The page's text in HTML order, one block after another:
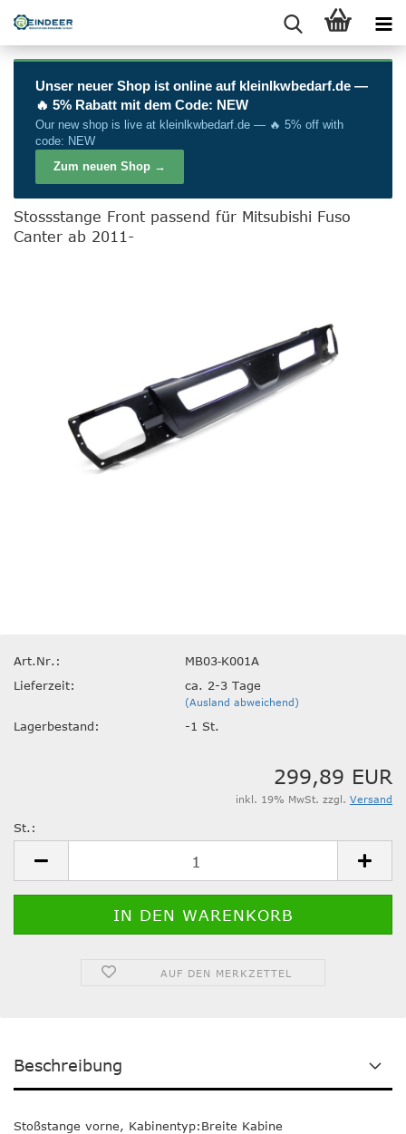
Unser neuer Shop ist online auf kleinlkwbedarf.de —
🔥 5% Rabatt mit dem Code: NEW
Our new shop is live at kleinlkwbedarf.de — 🔥 5% off with
code: NEW
Zum neuen Shop →
Stossstange Front passend für Mitsubishi Fuso
Canter ab 2011-
Art.Nr.:
MB03‐K001A
Lieferzeit:
ca. 2-3 Tage
(Ausland abweichend)
Lagerbestand: -1St.
299,89 EUR
inkl. 19% MwSt. zzgl. Versand
St.:
AUF DEN MERKZETTEL
Beschreibung
Stoßstange vorne, Kabinentyp:Breite Kabine